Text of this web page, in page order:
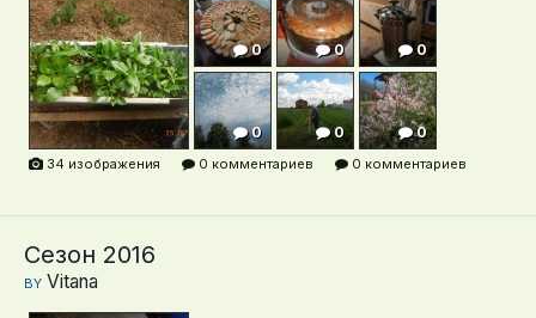
0 0 0
0 0 0
0 0
0 0 0
0 0 0
0 0 0
34 изображения 0 комментариев 0 комментариев
Сезон 2016
BY Vitana